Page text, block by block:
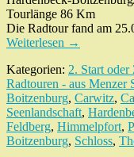
Tourlänge 86 Km
Die Radtour fand am
Weiterlesen →
Kategorien: 2. Start
Radtouren - aus Menzer
Boitzenburg, Carwitz,
Seenlandschaft,
Feldberg, Himmelpfort,
Boitzenburg, Schloss,